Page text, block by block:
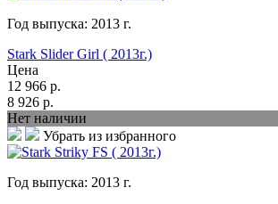
Год выпуска: 2013 г.
Stark Slider Girl ( 2013г.)
Цена
12 966 р.
8 926 р.
Нет наличии
Убрать из избранного
Год выпуска: 2013 г.